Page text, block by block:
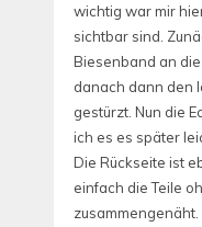
wichtig war mir
sichtbar sind.
Biesenband an
danach dann den
gestürzt. Nun die
ich es es später
Die Rückseite ist
einfach die Teile